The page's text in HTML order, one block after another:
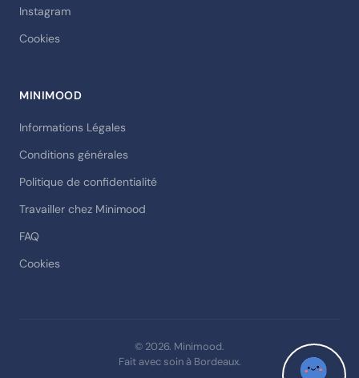
Instagram
Cookies
MINIMOOD
Informations Légales
Conditions générales
Politique de confidentialité
Travailler chez Minimood
FAQ
Cookies
© 2026. Minimood.
Fait avec soin à Bordeaux.